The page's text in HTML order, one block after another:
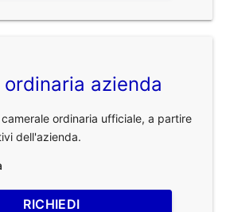
azienda
ordinaria ufficiale, a partire
dell'azienda.
RICHIEDI